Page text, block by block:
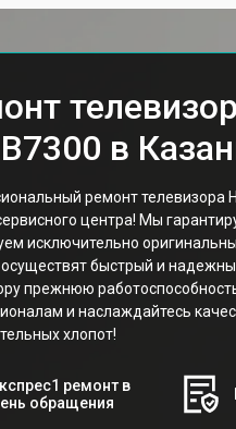
в
ремонт телевизора
центра! Мы
исключительно
осуществят быстрый и
прежнюю
и наслаждайтесь
хлопот!
ремонт в
обращения